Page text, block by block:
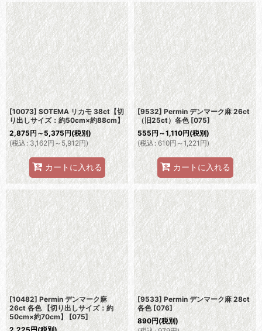
[10073] SOTEMA リカモ 38ct【切
り出しサイズ：約50cm×約88cm】
2,875円～5,375円(税別)
(税込: 3,162円～5,912円)
カートに入れる
[9532] Permin デンマーク麻 26ct
（旧25ct）各色 [075]
555円 ～1,110円(税別)
(税込 : 610円～1,221 円)
カートに入れる
[10482] Permin デンマーク麻
26ct 各色 【切り出しサイズ：約
50cm×約70cm】 [075]
[9533] Permin デンマーク麻 28ct
各色 [076]
890円(税別)